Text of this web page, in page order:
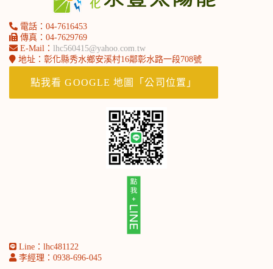
電話：04-7616453
傳真：04-7629769
E-Mail： lhc560415@yahoo.com.tw
地址：彰化縣秀水鄉安溪村16鄰彰水路一段708號
點我看 GOOGLE 地圖「公司位置」
Line：lhc481122
李經理：0938-696-045